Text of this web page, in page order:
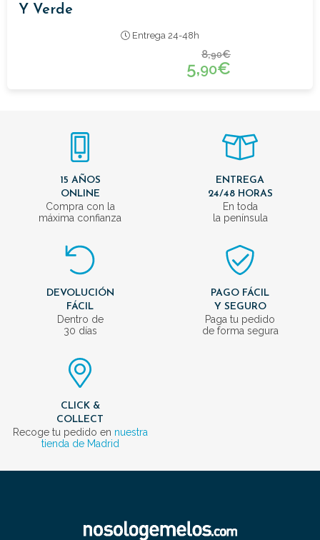
Y Verde
Entrega 24-48h
8,90€
5,90€
15 AÑOS
ONLINE
Compra con la
máxima confianza
ENTREGA
24/48 HORAS
En toda
la península
DEVOLUCIÓN
FÁCIL
Dentro de
30 días
PAGO FÁCIL
Y SEGURO
Paga tu pedido
de forma segura
CLICK &
COLLECT
Recoge tu pedido en nuestra
tienda de Madrid